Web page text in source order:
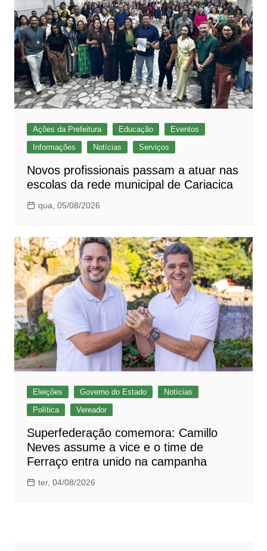
Ações da Prefeitura Educação
Eventos
Informações
Notícias Serviços
Novos profissionais passam a atuar nas
escolas da rede municipal de Cariacica
qua, 05/08/2026
Eleições Governo do Estado
Notícias
Política
Vereador
Superfederação comemora: Camillo
Neves assume a vice e o time de
Ferraço entra unido na campanha
ter, 04/08/2026